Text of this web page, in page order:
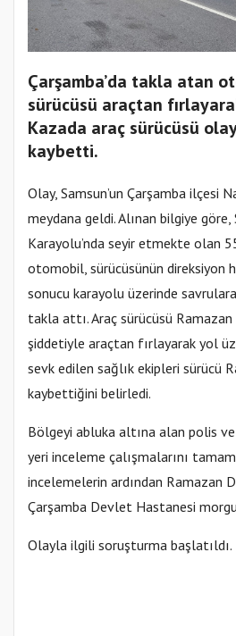
Çarşamba’da takla atan
sürücüsü araçtan
Kazada araç sürücüsü
kaybetti.
Olay, Samsun’un Çarşamba ilçesi
meydana geldi. Alınan bilgiye göre,
Karayolu’nda seyir etmekte olan
otomobil, sürücüsünün direksiyon
sonucu karayolu üzerinde
takla attı. Araç sürücüsü Ramazan
şiddetiyle araçtan fırlayarak yol
sevk edilen sağlık ekipleri sürücü
kaybettiğini belirledi.
Bölgeyi abluka altına alan polis
yeri inceleme çalışmalarını
incelemelerin ardından Ramazan
Çarşamba Devlet Hastanesi
Olayla ilgili soruşturma başlatıldı.